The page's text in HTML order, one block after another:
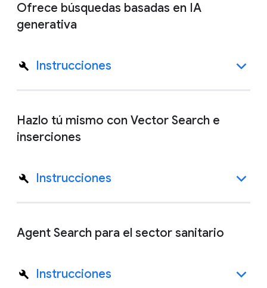
Ofrece búsquedas basadas en IA
generativa
Instrucciones
Hazlo tú mismo con Vector Search e
inserciones
Instrucciones
Agent Search para el sector sanitario
Instrucciones